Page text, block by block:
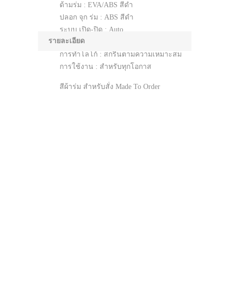
ด้ามร่ม : EVA/ABS สีดำ
ปลอก จุก ร่ม : ABS สีดำ
ระบบ เปิด-ปิด : Auto
แพคเกจ : ซองพลาสติก/ปลอกผ้า
การทำโลโก้ : สกรีนตามความเหมาะสม
การใช้งาน : สำหรับทุกโอกาส
สีผ้าร่ม สำหรับสั่ง Made To Order
รายละเอียด